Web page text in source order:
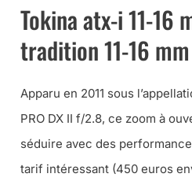
Tokina atx-i 11-16
tradition 11-16
Apparu en 2011 sous
PRO DX II f/2.8, ce zoom à
séduire avec des
tarif intéressant (450 euros